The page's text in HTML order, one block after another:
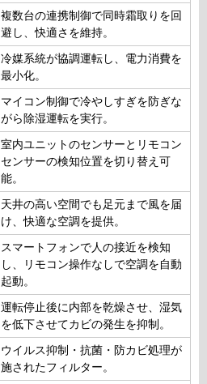
複数台の連携制御で同時霜取りを回
避し、快適さを維持。
冷媒系統が協調運転し、電力消費を
最小化。
マイコン制御で冷やしすぎを防ぎな
がら除湿運転を実行。
室内ユニットのセンサーとリモコン
センサーの検知位置を切り替え可
能。
天井の高い空間でも足元まで風を届
け、快適な空調を提供。
スマートフォンで人の接近を検知
し、リモコン操作なしで空調を自動
起動。
運転停止後に内部を乾燥させ、湿気
を低下させてカビの発生を抑制。
ウイルス抑制・抗菌・防カビ処理が
施されたフィルター。